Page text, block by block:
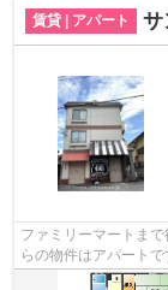
賃貸 | アパート サ
ファミリーマートま
らの物件はアパート
アクセスが便利な物